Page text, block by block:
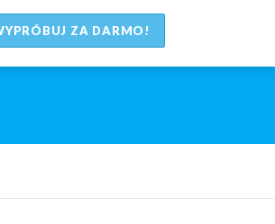
ZA DARMO!